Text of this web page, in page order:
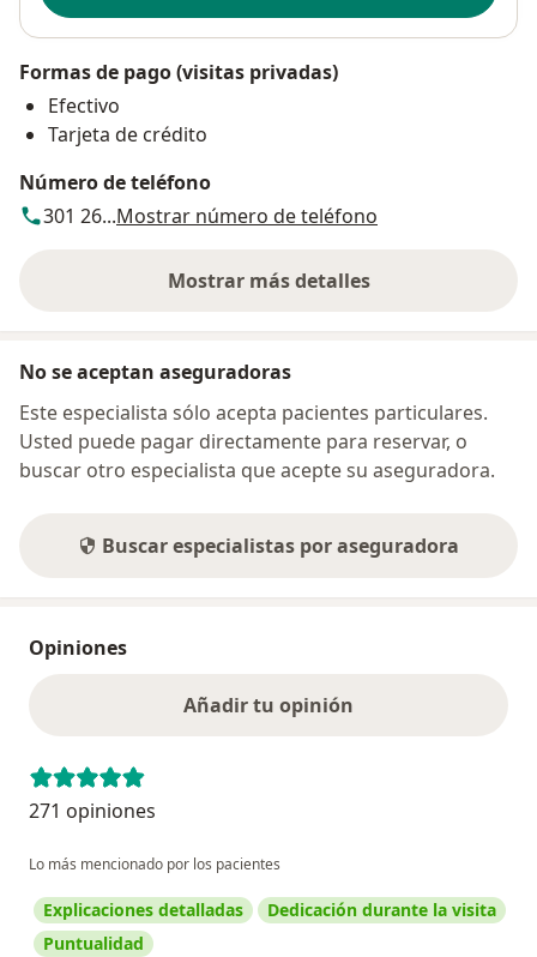
Formas de pago (visitas privadas)
Efectivo
Tarjeta de crédito
Número de teléfono
301 26...Mostrar número de teléfono
Mostrar más detalles
sobre la dirección
No se aceptan aseguradoras
Este especialista sólo acepta pacientes particulares.
Usted puede pagar directamente para reservar, o
buscar otro especialista que acepte su aseguradora.
Buscar especialistas por aseguradora
Opiniones
Añadir tu opinión
271 opiniones
Lo más mencionado por los pacientes
Explicaciones detalladas
Dedicación durante la visita
Puntualidad